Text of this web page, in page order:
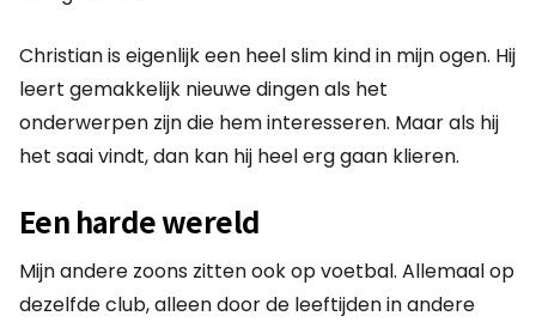
Christian is eigenlijk een heel slim kind in mijn ogen. Hij
leert gemakkelijk nieuwe dingen als het
onderwerpen zijn die hem interesseren. Maar als hij
het saai vindt, dan kan hij heel erg gaan klieren.
Een harde wereld
Mijn andere zoons zitten ook op voetbal. Allemaal op
dezelfde club, alleen door de leeftijden in andere